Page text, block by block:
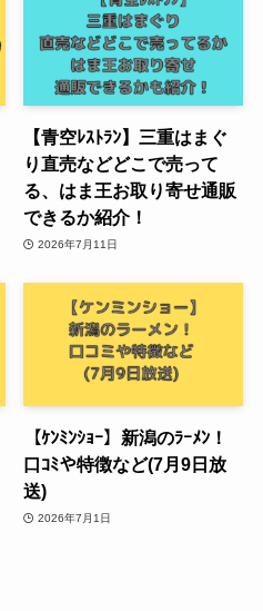
【青空ﾚｽﾄﾗﾝ】三重はまぐ
り直売などどこで売って
る、はま王お取り寄せ通販
できるか紹介！
2026年7月11日
【ｹﾝﾐﾝｼｮｰ】新潟のﾗｰﾒﾝ！
口ｺﾐや特徴など(7月9日放
送)
2026年7月1日